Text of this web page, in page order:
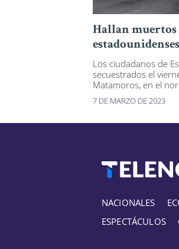
Hallan muertos
Los ciudadanos de
secuestrados el
Matamoros, en el
7 DE MARZO DE 2023
NACIONALES
ESPECTÁCULOS